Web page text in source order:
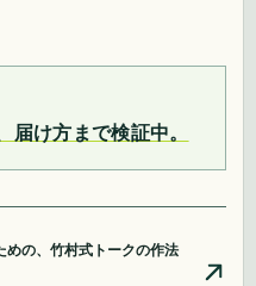
届け方まで検証中。
めの、竹村式トークの作法